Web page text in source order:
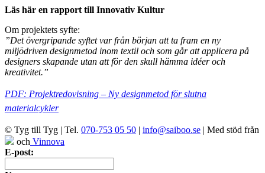
Läs här en rapport till Innovativ Kultur
Om projektets syfte:
”Det övergripande syftet var från början att ta fram en ny
miljödriven designmetod inom textil och som går att applicera på
designers skapande utan att för den skull hämma idéer och
kreativitet.”
PDF: Projektredovisning – Ny designmetod för slutna
materialcykler
© Tyg till Tyg | Tel. 070-753 05 50 | info@saiboo.se | Med stöd från
och Vinnova
E-post: